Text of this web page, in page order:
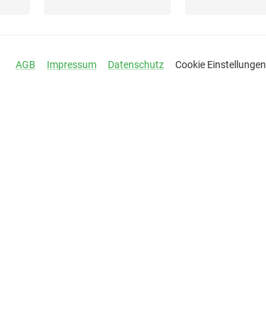
AGB Impressum Datenschutz Cookie Einstellungen